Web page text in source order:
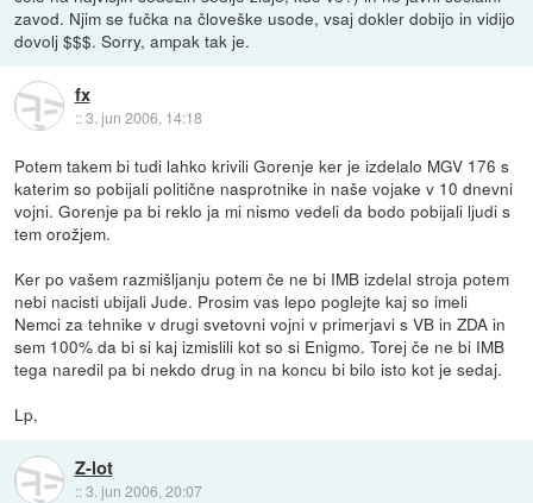
zavod. Njim se fučka na človeške usode, vsaj dokler dobijo in vidijo
dovolj $$$. Sorry, ampak tak je.
fx
::3. jun 2006, 14:18
Potem takem bi tudi lahko krivili Gorenje ker je izdelalo MGV 176 s
katerim so pobijali politične nasprotnike in naše vojake v 10 dnevni
vojni. Gorenje pa bi reklo ja mi nismo vedeli da bodo pobijali ljudi s
tem orožjem.
Ker po vašem razmišljanju potem če ne bi IMB izdelal stroja potem
nebi nacisti ubijali Jude. Prosim vas lepo poglejte kaj so imeli
Nemci za tehnike v drugi svetovni vojni v primerjavi s VB in ZDA in
sem 100% da bi si kaj izmislili kot so si Enigmo. Torej če ne bi IMB
tega naredil pa bi nekdo drug in na koncu bi bilo isto kot je sedaj.
Lp,
Z-lot
::3. jun 2006, 20:07